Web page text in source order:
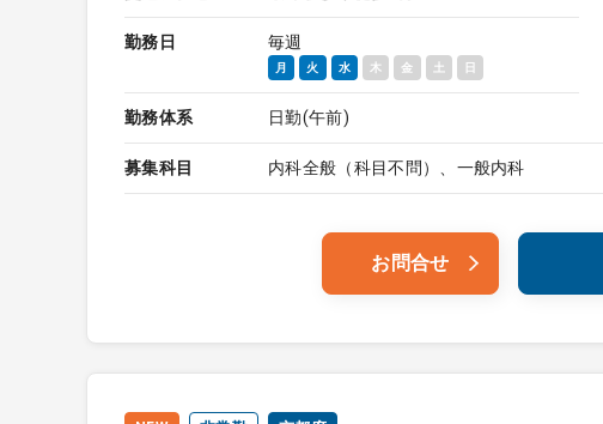
勤務日 毎週
月 火 水 木 金 土 日
勤務体系 日勤(午前)
募集科目 内科全般（科目不問）、一般内科
お問合せ